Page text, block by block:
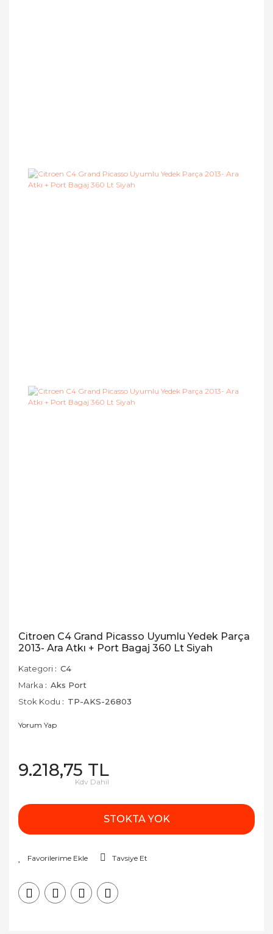
Citroen C4 Grand Picasso Uyumlu Yedek Parça
2013- Ara Atkı + Port Bagaj 360 Lt Siyah
Kategori
C4
Marka
Aks Port
Stok Kodu
TP-AKS-26803
Yorum Yap
9.218,75 TL
Kdv Dahil
STOKTA YOK
Tavsiye Et